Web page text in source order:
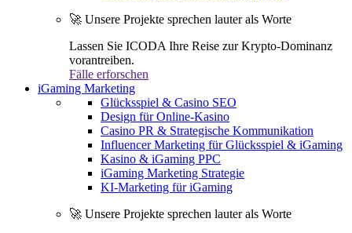
🚀 Unsere Projekte sprechen lauter als Worte
Lassen Sie ICODA Ihre Reise zur Krypto-Dominanz
vorantreiben.
Fälle erforschen
iGaming Marketing
Glücksspiel & Casino SEO
Design für Online-Kasino
Casino PR & Strategische Kommunikation
Influencer Marketing für Glücksspiel & iGaming
Kasino & iGaming PPC
iGaming Marketing Strategie
KI-Marketing für iGaming
🚀 Unsere Projekte sprechen lauter als Worte